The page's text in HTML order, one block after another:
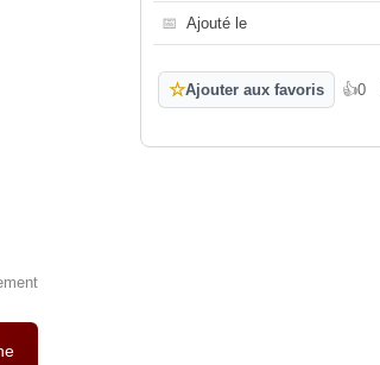
📅 Ajouté le
☆Ajouter aux favoris 👍0
J'aime